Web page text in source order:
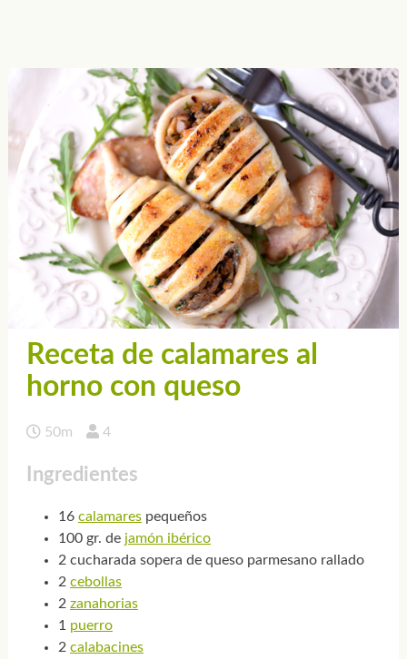
Receta de calamares al
horno con queso
50m 4
Ingredientes
16 calamarespequeños
100 gr. de jamón ibérico
2 cucharada sopera de queso parmesano rallado
2 cebollas
2 zanahorias
1 puerro
2 calabacines